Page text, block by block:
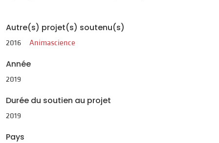
Autre(s) projet(s) soutenu(s)
2016 Animascience
Année
2019
Durée du soutien au projet
2019
Pays